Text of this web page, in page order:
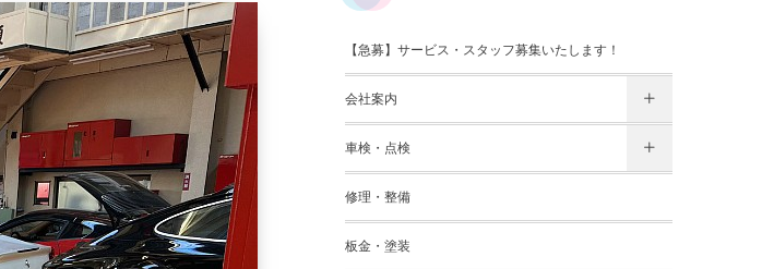
【急募】サービス・スタッフ募集いたします！
会社案内
車検・点検
修理・整備
板金・塗装